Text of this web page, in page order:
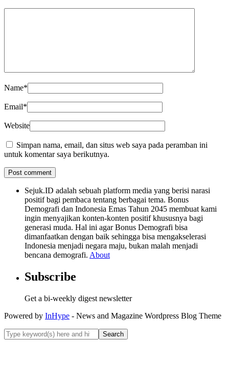
Name*
Email*
Website
Simpan nama, email, dan situs web saya pada peramban ini
untuk komentar saya berikutnya.
Sejuk.ID adalah sebuah platform media yang berisi narasi
positif bagi pembaca tentang berbagai tema. Bonus
Demografi dan Indonesia Emas Tahun 2045 membuat kami
ingin menyajikan konten-konten positif khususnya bagi
generasi muda. Hal ini agar Bonus Demografi bisa
dimanfaatkan dengan baik sehingga bisa mengakselerasi
Indonesia menjadi negara maju, bukan malah menjadi
bencana demografi. About
Subscribe
Get a bi-weekly digest newsletter
Powered by InHype - News and Magazine Wordpress Blog Theme